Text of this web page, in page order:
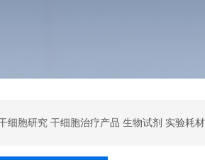
细胞研究 干细胞治疗产品 生物试剂 实验耗